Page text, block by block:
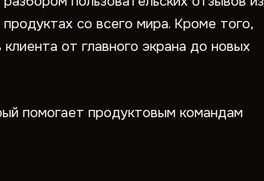
со всего мира. Кроме того,
от главного экрана до новых
помогает продуктовым командам